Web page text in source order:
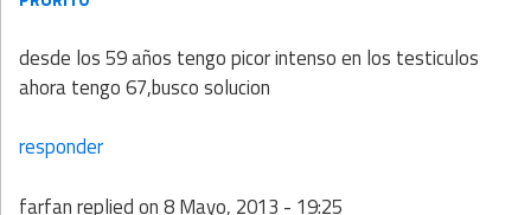
desde los 59 años tengo picor intenso en los testiculos
ahora tengo 67,busco solucion
responder
farfanreplied on8 Mayo, 2013 - 19:25